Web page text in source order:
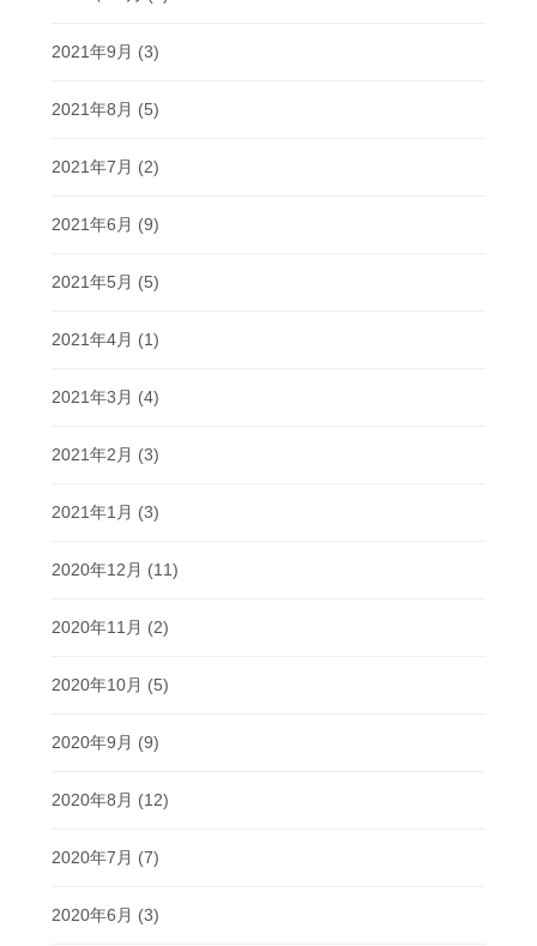
2021年9月 (3)
2021年8月 (5)
2021年7月 (2)
2021年6月 (9)
2021年5月 (5)
2021年4月 (1)
2021年3月 (4)
2021年2月 (3)
2021年1月 (3)
2020年12月 (11)
2020年11月 (2)
2020年10月 (5)
2020年9月 (9)
2020年8月 (12)
2020年7月 (7)
2020年6月 (3)